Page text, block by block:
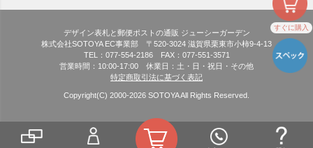
すぐに購入
デザイン表札と郵便ポストの通販 ジューシーガーデン
株式会社SOTOYA EC事業部 〒520-3024 滋賀県栗東市小柿9-4-13
TEL：077-554-2186 FAX：077-551-3571
営業時間：10:00-17:00 休業日：土・日・祝日・その他
特定商取引法に基づく表記
Copyright(C) 2000-2026 SOTOYA All Rights Reserved.